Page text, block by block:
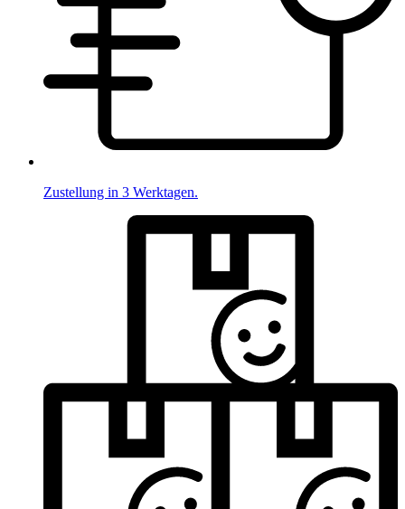
Zustellung in 3 Werktagen.